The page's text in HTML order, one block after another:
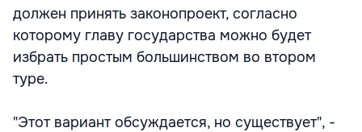
должен принять законопроект, согласно
которому главу государства можно будет
избрать простым большинством во втором
туре.
"Этот вариант обсуждается, но существует", -